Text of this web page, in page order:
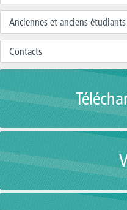
Anciennes et anciens
Contacts